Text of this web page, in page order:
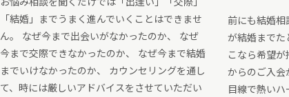
「結婚」までうまく進んでいくことはできませ
ん。 なぜ今まで出会いがなかったのか、 なぜ
今まで交際できなかったのか、 なぜ今まで結婚
までいけなかったのか、 カウンセリングを通し
て、時には厳しいアドバイスをさせていただい
前にも結婚相
が結婚までた
こなら希望
からのご入会
目線で熱い